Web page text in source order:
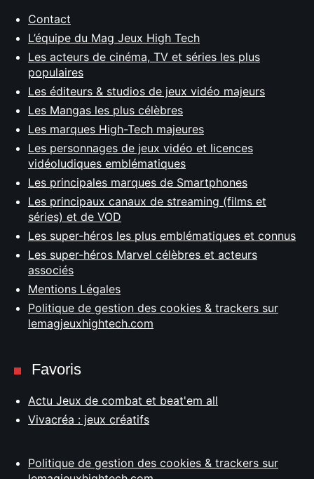
Contact
L’équipe du Mag Jeux High Tech
Les acteurs de cinéma, TV et séries les plus
populaires
Les éditeurs & studios de jeux vidéo majeurs
Les Mangas les plus célèbres
Les marques High-Tech majeures
Les personnages de jeux vidéo et licences
vidéoludiques emblématiques
Les principales marques de Smartphones
Les principaux canaux de streaming (films et
séries) et de VOD
Les super-héros les plus emblématiques et connus
Les super-héros Marvel célèbres et acteurs
associés
Mentions Légales
Politique de gestion des cookies & trackers sur
lemagjeuxhightech.com
Favoris
Actu Jeux de combat et beat'em all
Vivacréa : jeux créatifs
Politique de gestion des cookies & trackers sur